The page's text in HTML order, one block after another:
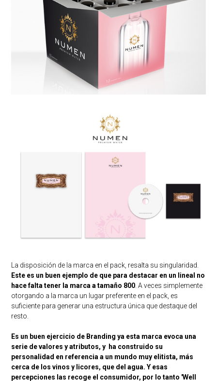
La disposición de la marca en el pack, resalta su singularidad.
Este es un buen ejemplo de que para destacar en un lineal no
hace falta tener la marca a tamaño 800. A veces simplemente
otorgando a la marca un lugar preferente en el pack, es
suficiente para generar una estructura única que destaque del
resto.
Es un buen ejercicio de Branding ya esta marca evoca una
serie de valores y atributos, y ha construido su
personalidad en referencia a un mundo muy elitista, más
cerca de los vinos y licores, que del agua. Y esas
percepciones las recoge el consumidor, por lo tanto 'Well